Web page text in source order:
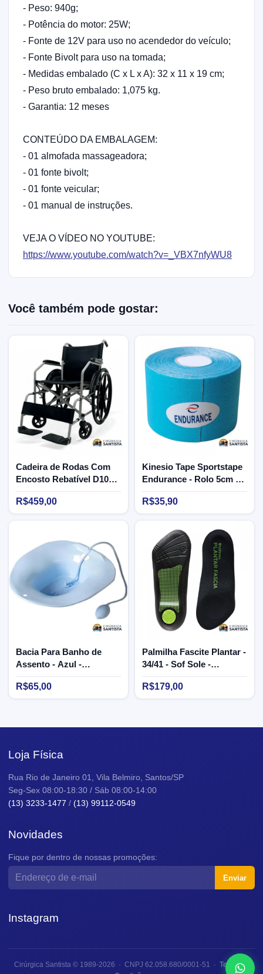
- Peso: 940g;
- Potência do motor: 25W;
- Fonte de 12V para uso no acendedor do veículo;
- Fonte Bivolt para uso na tomada;
- Medidas embalado (C x L x A): 32 x 11 x 19 cm;
- Peso bruto embalado: 1,075 kg.
- Garantia: 12 meses
CONTEÚDO DA EMBALAGEM:
- 01 almofada massageadora;
- 01 fonte bivolt;
- 01 fonte veicular;
- 01 manual de instruções.
VEJA O VÍDEO NO YOUTUBE:
https://www.youtube.com/watch?v=_VBX7nfyWU8
Você também pode gostar:
Cadeira de Rodas Com
Encosto Rebatível D100
POP - Dellamed - 110kg
R$459,00
Kinesio Tape Sportstape
Endurance - Rolo 5cm x
5m (azul)
R$35,90
Bacia Para Banho de
Assento - Azul -
Montserrat
R$65,00
Palmilha Fascite Plantar -
34/41 - Sof Sole -
Feminina - Chantal
R$179,00
Loja Física
Rua Rio de Janeiro 01, Vila Belmiro, Santos/SP
Seg-Sex 08:00-18:30 / Sáb 08:00-14:00
(13) 3233-1477 / (13) 99112-0549
Novidades
Fique por dentro de nossas promoções:
Enviar
Instagram
Cirúrgica Santista © 1989-2026 · CNPJ 62.058.680/0001-51 · Termos e